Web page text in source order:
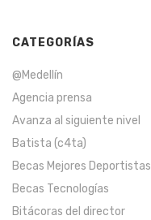
CATEGORÍAS
@Medellín
Agencia prensa
Avanza al siguiente nivel
Batista (c4ta)
Becas Mejores Deportistas
Becas Tecnologías
Bitácoras del director